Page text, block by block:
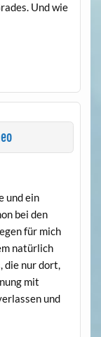
Und wie
und ein
bei den
für mich
natürlich
die nur dort,
mit
und